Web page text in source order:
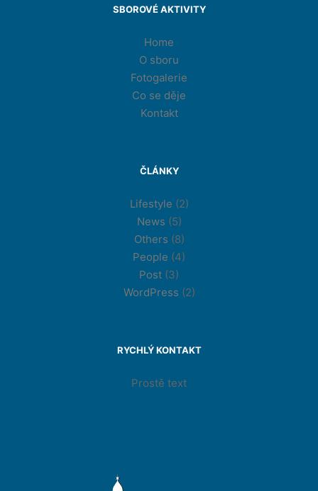
SBOROVÉ AKTIVITY
Home
O sboru
Fotogalerie
Co se děje
Kontakt
ČLÁNKY
Lifestyle (2)
News (5)
Others (8)
People (4)
Post (3)
WordPress (2)
RYCHLÝ KONTAKT
Prostě text